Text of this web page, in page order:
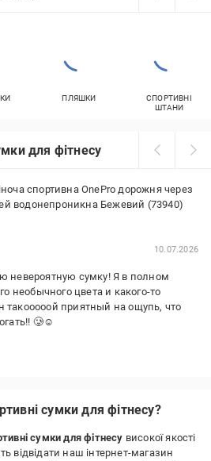
ПЛЯШКИ
СПОРТИВНІ
ШТАНИ
для фітнесу
спортивна OnePro дорожня через
водонепроникна Бежевий (73940)
10.07.2026
невероятную сумку! Я в полном
необычного цвета и какого-то
такооооой приятный на ощупь, что
🥲☺️
сумки для фітнесу?
сумки для фітнесу високої якості
відвідати наш інтернет-магазин